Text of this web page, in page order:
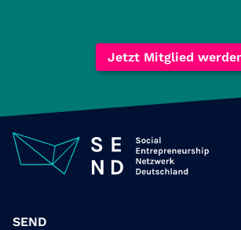
Jetzt Mitglied
SEND